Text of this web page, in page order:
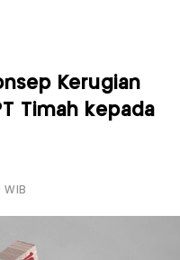
Kerugian
Timah kepada
WIB